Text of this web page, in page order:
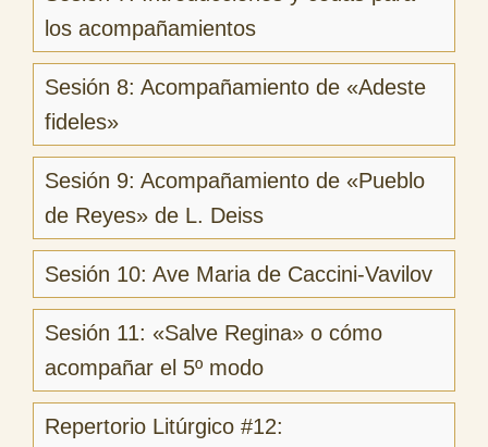
los acompañamientos
Sesión 8: Acompañamiento de «Adeste
fideles»
Sesión 9: Acompañamiento de «Pueblo
de Reyes» de L. Deiss
Sesión 10: Ave Maria de Caccini-Vavilov
Sesión 11: «Salve Regina» o cómo
acompañar el 5º modo
Repertorio Litúrgico #12: